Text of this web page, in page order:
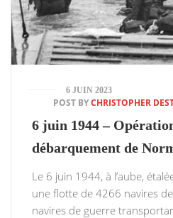
6 JUIN 2023
POST BYCHRISTOPHER
6 juin 1944 –
débarquement de
Le 6 juin 1944, à l’aube,
une flotte de 4266 navires
navires de guerre